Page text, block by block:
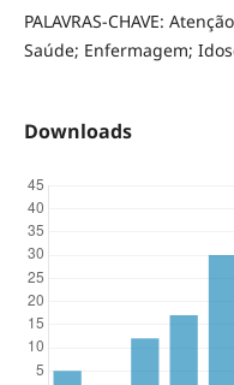
PALAVRAS-CHAVE:
Saúde; Enfermagem;
Downloads